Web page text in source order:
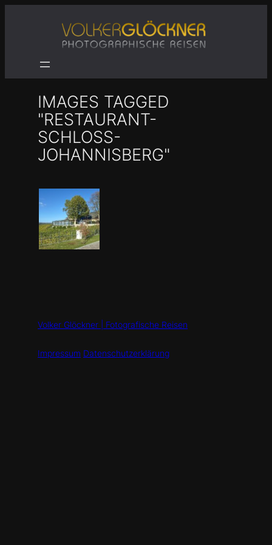
IMAGES TAGGED
"RESTAURANT-
SCHLOSS-
JOHANNISBERG"
Volker Glöckner | Fotografische Reisen
Impressum Datenschutzerklärung